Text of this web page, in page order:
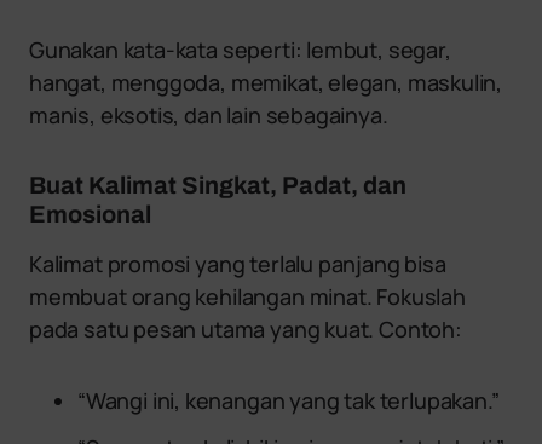
Gunakan kata-kata seperti: lembut, segar,
hangat, menggoda, memikat, elegan, maskulin,
manis, eksotis, dan lain sebagainya.
Buat Kalimat Singkat, Padat, dan
Emosional
Kalimat promosi yang terlalu panjang bisa
membuat orang kehilangan minat. Fokuslah
pada satu pesan utama yang kuat. Contoh:
“Wangi ini, kenangan yang tak terlupakan.”